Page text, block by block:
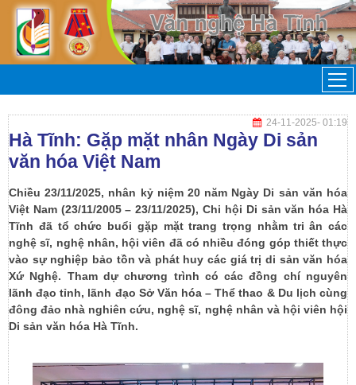
24-11-2025- 01:19
Hà Tĩnh: Gặp mặt nhân Ngày Di sản
văn hóa Việt Nam
Chiều 23/11/2025, nhân kỷ niệm 20 năm Ngày Di sản văn hóa
Việt Nam (23/11/2005 – 23/11/2025), Chi hội Di sản văn hóa Hà
Tĩnh đã tổ chức buổi gặp mặt trang trọng nhằm tri ân các
nghệ sĩ, nghệ nhân, hội viên đã có nhiều đóng góp thiết thực
vào sự nghiệp bảo tồn và phát huy các giá trị di sản văn hóa
Xứ Nghệ. Tham dự chương trình có các đồng chí nguyên
lãnh đạo tỉnh, lãnh đạo Sở Văn hóa – Thể thao & Du lịch cùng
đông đảo nhà nghiên cứu, nghệ sĩ, nghệ nhân và hội viên hội
Di sản văn hóa Hà Tĩnh.